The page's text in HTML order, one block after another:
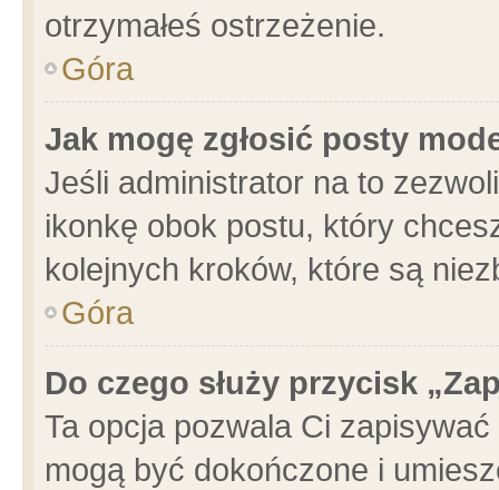
otrzymałeś ostrzeżenie.
Góra
Jak mogę zgłosić posty
Jeśli administrator na to
ikonkę obok postu, który
kolejnych kroków, które są
Góra
Do czego służy przycisk
Ta opcja pozwala Ci
mogą być dokończone i